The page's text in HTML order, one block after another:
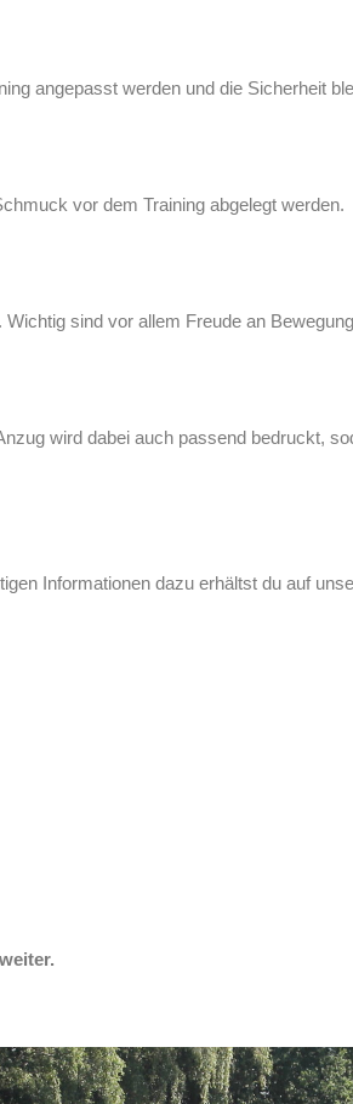
angepasst werden und die Sicherheit
vor dem Training abgelegt werden.
sind vor allem Freude an
wird dabei auch passend bedruckt,
Informationen dazu erhältst du auf